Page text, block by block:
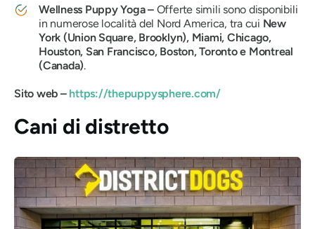
Wellness Puppy Yoga – Offerte simili sono disponibili
in numerose località del Nord America, tra cui New
York (Union Square, Brooklyn), Miami, Chicago,
Houston, San Francisco, Boston, Toronto e Montreal
(Canada).
Sito web –https://thepuppysphere.com/
Cani di distretto